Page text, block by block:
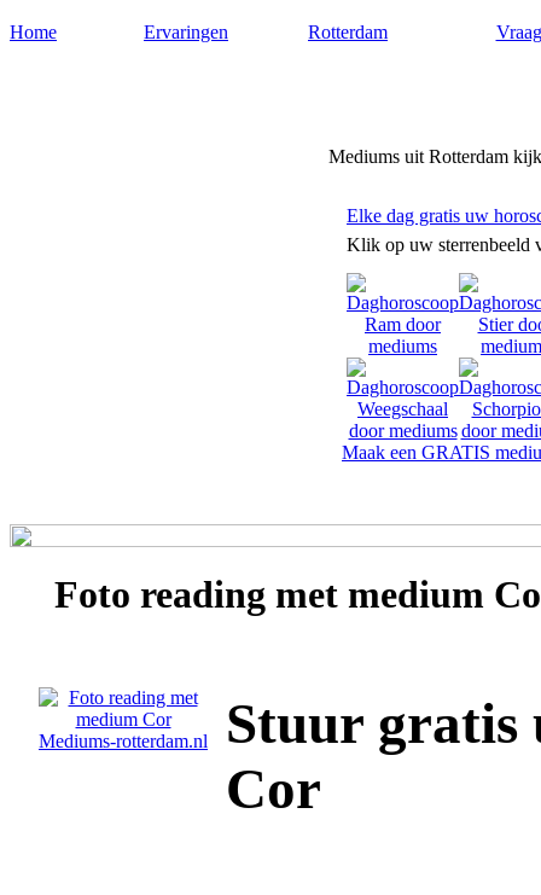
Home Ervaringen Rotterdam
Mediums uit Rotterdam
Elke dag gratis uw
Klik op uw sterrenbeeld
Maak een GRATIS
Foto reading met medium
Stuur gratis
Cor